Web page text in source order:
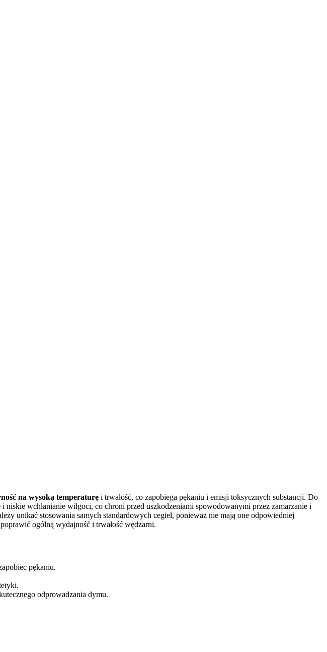
na wysoką temperaturę i trwałość, co zapobiega pękaniu i emisji toksycznych substancji. Do
i niskie wchłanianie wilgoci, co chroni przed uszkodzeniami spowodowanymi przez zamarzanie i
unikać stosowania samych standardowych cegieł, ponieważ nie mają one odpowiedniej
ogólną wydajność i trwałość wędzarni.
pękaniu.
odprowadzania dymu.